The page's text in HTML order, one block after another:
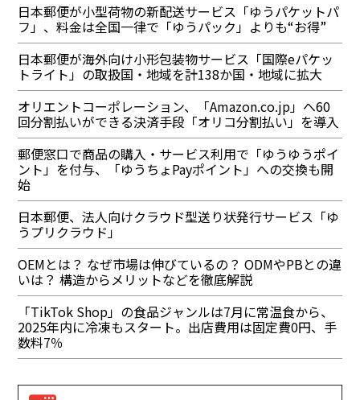
日本郵便が小型荷物の新配送サービス「ゆうパケットパ
フ」、料金は全国一律で「ゆうパック」よりも“お得”
日本郵便が海外向け小形包装物サービス「国際eパケッ
トライト」の取扱国・地域を計138か国・地域に拡大
オリエントコーポレーション、「Amazon.co.jp」へ60
回分割払いができる決済手段「オリコ分割払い」を導入
郵便窓口で商品の購入・サービス利用で「ゆうゆうポイ
ント」を付与、「ゆうちょPayポイント」への交換も開
始
日本郵便、法人向けクラウド型送り状発行サービス「ゆ
うプリクラウド」
OEMとは？ なぜ市場は伸びているの？ ODMやPBとの違
いは？ 構造からメリットなどを徹底解説
「TikTok Shop」の食品ジャンルは7月に常温食から、
2025年内に冷凍もスタート。出店費用は固定費0円、手
数料7％